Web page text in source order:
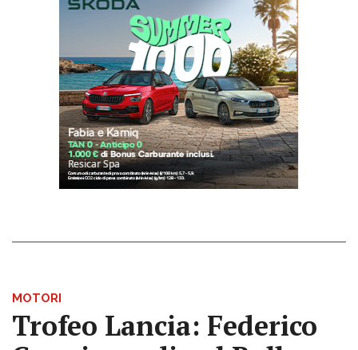
MOTORI
Trofeo Lancia: Federico